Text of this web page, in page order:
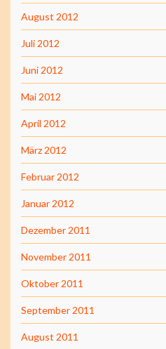
August 2012
Juli 2012
Juni 2012
Mai 2012
April 2012
März 2012
Februar 2012
Januar 2012
Dezember 2011
November 2011
Oktober 2011
September 2011
August 2011